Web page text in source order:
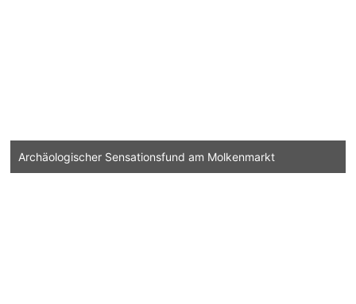
Archäologischer Sensationsfund am Molkenmarkt